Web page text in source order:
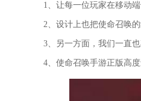
1、让每一位玩家在移动
2、设计上也把使命召唤
3、另一方面，我们一直
4、使命召唤手游正版高